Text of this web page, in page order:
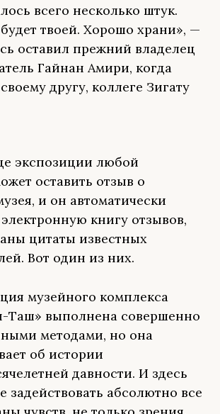
всего несколько штук.
твоей. Хорошо храни», —
оставил прежний владелец
Гайнан Амири, когда
другу, коллеге Зигату
экспозиции любой
оставить отзыв о
и он автоматически
электронную книгу отзывов,
цитаты известных
Вот один из них.
музейного комплекса
Таш» выполнена совершенно
методами, но она
об истории
давности. И здесь
задействовать абсолютно все